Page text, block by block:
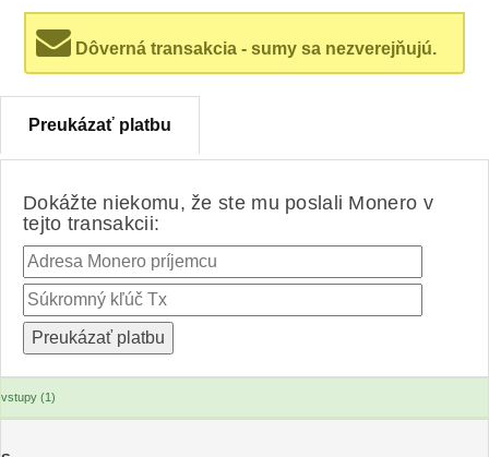
Dôverná transakcia - sumy sa nezverejňujú.
Preukázať platbu
Dokážte niekomu, že ste mu poslali Monero v
tejto transakcii:
vstupy (1)